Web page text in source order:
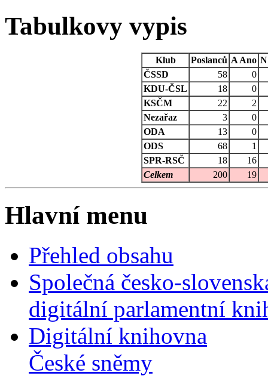
Tabulkovy vypis
Klub Poslanců A Ano N
ČSSD
58
0
KDU-ČSL
18
0
KSČM
22
2
Nezařaz
3
0
ODA
13
0
ODS
68
1
SPR-RSČ
18
16
Celkem
200 19
Hlavní menu
Přehled obsahu
Společná česko-
digitální parlamentní
Digitální knihovna
České sněmy